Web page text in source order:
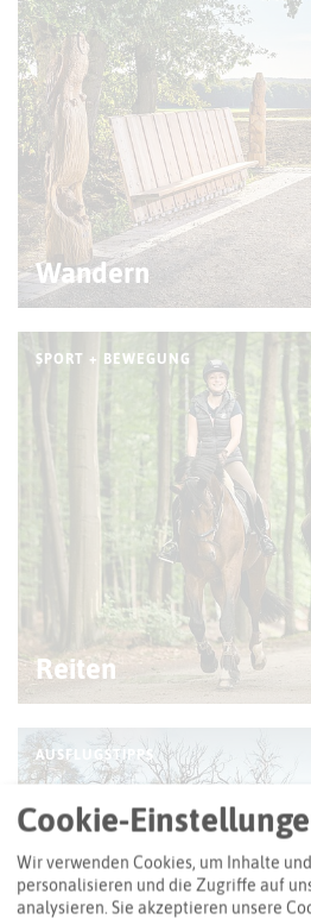
Wandern
SPORT + BEWEGUNG
Reiten
AUSFLUGSTIPPS
Cookie-
Wir verwenden Cookies, um Inhalte
personalisieren und die Zugriffe auf
analysieren. Sie akzeptieren unsere